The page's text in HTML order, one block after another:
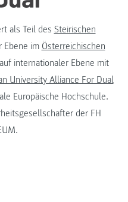
als Teil des Steirischen
Ebene im Österreichischen
internationaler Ebene mit
University Alliance For Dual
Europäische Hochschule.
der FH